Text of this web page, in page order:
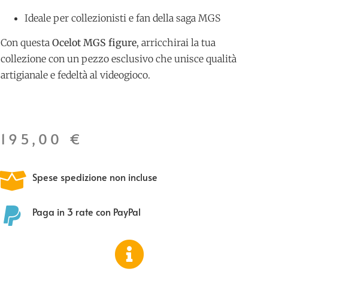
Ideale per collezionisti e fan della saga MGS
Con questa Ocelot MGS figure, arricchirai la tua
collezione con un pezzo esclusivo che unisce qualità
artigianale e fedeltà al videogioco.
195,00 €
Spese spedizione non incluse
Paga in 3 rate con PayPal